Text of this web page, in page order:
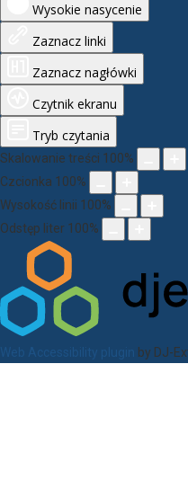
Wysokie nasycenie
Zaznacz linki
Zaznacz nagłówki
Czytnik ekranu
Tryb czytania
Skalowanie treści 100%
Czcionka 100%
Wysokość linii 100%
Odstęp liter 100%
Web Accessibility plugin by DJ-